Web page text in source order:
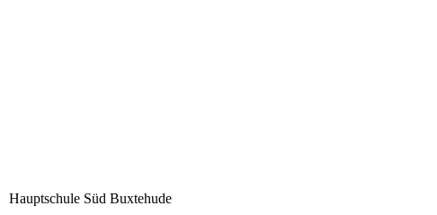
Hauptschule Süd Buxtehude